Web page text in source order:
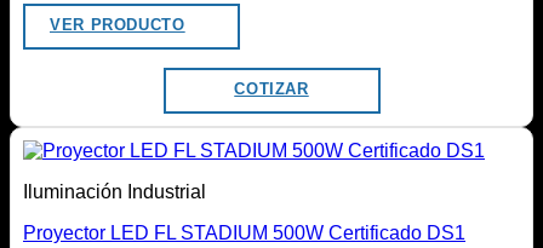
VER PRODUCTO
COTIZAR
Iluminación Industrial
Proyector LED FL STADIUM 500W Certificado DS1